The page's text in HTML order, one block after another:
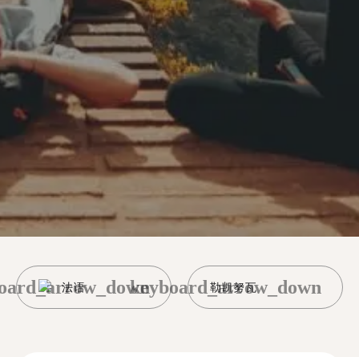
法语 勒凯努瓦
keyboard_arrow_down